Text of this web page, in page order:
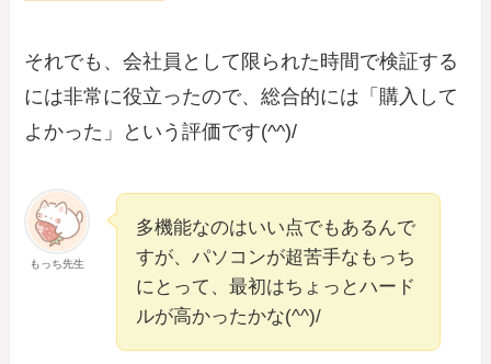
それでも、会社員として限られた時間で検証する
には非常に役立ったので、総合的には「購入して
よかった」という評価です(^^)/
もっち先生
多機能なのはいい点でもあるんで
すが、パソコンが超苦手なもっち
にとって、最初はちょっとハード
ルが高かったかな(^^)/